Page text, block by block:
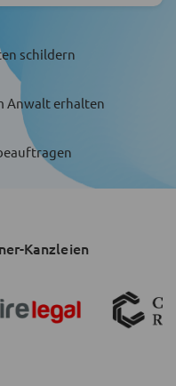
schildern
Anwalt erhalten
Kanzleien